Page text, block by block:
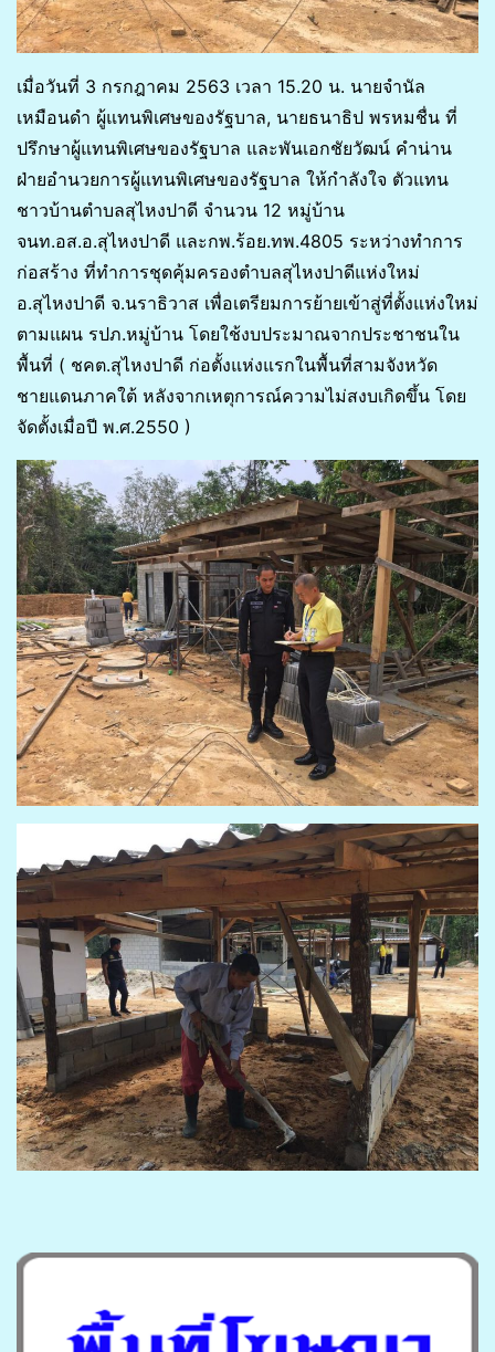
เมื่อวันที่ 3 กรกฎาคม 2563 เวลา 15.20 น. นายจำนัล
เหมือนดำ ผู้แทนพิเศษของรัฐบาล, นายธนาธิป พรหมชื่น ที่
ปรึกษาผู้แทนพิเศษของรัฐบาล และพันเอกชัยวัฒน์ คำน่าน
ฝ่ายอำนวยการผู้แทนพิเศษของรัฐบาล ให้กำลังใจ ตัวแทน
ชาวบ้านตำบลสุไหงปาดี จำนวน 12 หมู่บ้าน
จนท.อส.อ.สุไหงปาดี และกพ.ร้อย.ทพ.4805 ระหว่างทำการ
ก่อสร้าง ที่ทำการชุดคุ้มครองตำบลสุไหงปาดีแห่งใหม่
อ.สุไหงปาดี จ.นราธิวาส เพื่อเตรียมการย้ายเข้าสู่ที่ตั้งแห่งใหม่
ตามแผน รปภ.หมู่บ้าน โดยใช้งบประมาณจากประชาชนใน
พื้นที่ ( ชคต.สุไหงปาดี ก่อตั้งแห่งแรกในพื้นที่สามจังหวัด
ชายแดนภาคใต้ หลังจากเหตุการณ์ความไม่สงบเกิดขึ้น โดย
จัดตั้งเมื่อปี พ.ศ.2550 )